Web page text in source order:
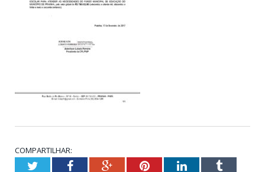
COMPARTILHAR:
TwitterFacebookGoogle+PinterestLinkedInTumblr